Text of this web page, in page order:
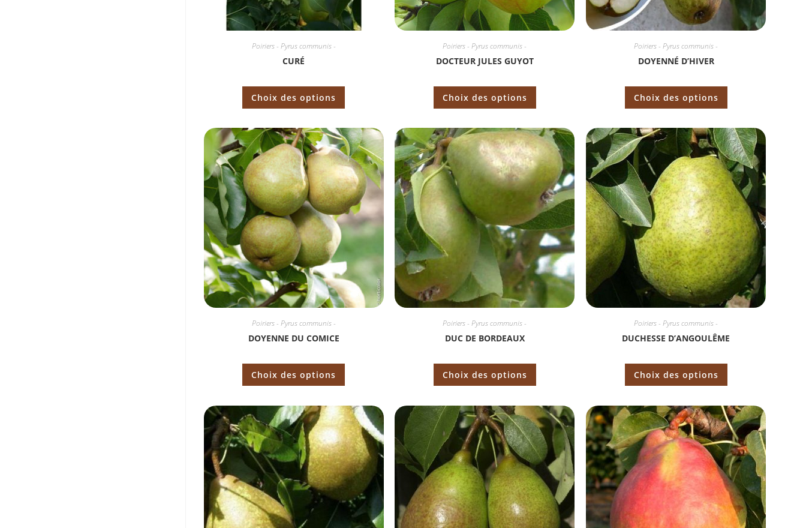
Poiriers - Pyrus communis -
CURÉ
Choix des options
Poiriers - Pyrus communis -
DOCTEUR JULES GUYOT
Choix des options
Poiriers - Pyrus communis -
DOYENNÉ D’HIVER
Choix des options
Poiriers - Pyrus communis -
DOYENNE DU COMICE
Choix des options
Poiriers - Pyrus communis -
DUC DE BORDEAUX
Choix des options
Poiriers - Pyrus communis -
DUCHESSE D’ANGOULÊME
Choix des options